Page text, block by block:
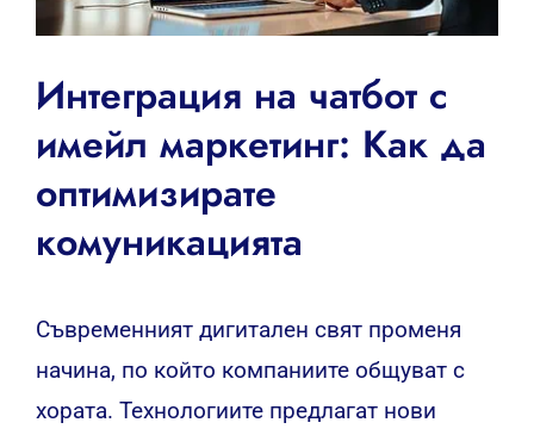
Интеграция на чатбот с
имейл маркетинг: Как да
оптимизирате
комуникацията
Съвременният дигитален свят променя
начина, по който компаниите общуват с
хората. Технологиите предлагат нови